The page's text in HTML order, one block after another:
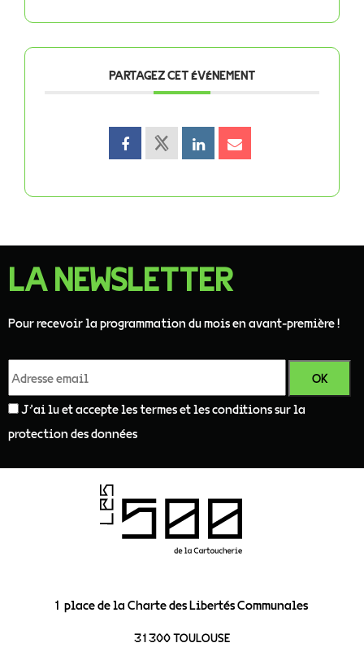
PARTAGEZ CET ÉVÉNEMENT
LA NEWSLETTER
Pour recevoir la programmation du mois en avant-première !
J'ai lu et accepte les termes et les conditions sur la
protection des données
1 place de la Charte des Libertés Communales
31300 TOULOUSE